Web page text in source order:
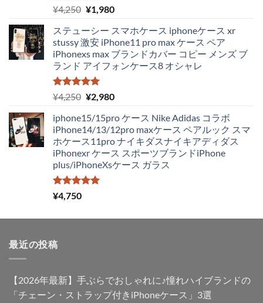
5段階中
5.00
の評価
¥4,250 元
価
格
は
¥4,250
で
し
¥1,980現
の
価
格
は
で
ステューシー スマホケース iphoneケース xr
stussy 激安 iPhone11 pro max ケース ペア
iPhonexs max ブランドカバー コピー メンズ ブ
ランド アイフォンケース8 オシャレ
5段階中
5.00
の評価
¥4,250 元
価
格
は
¥4,250
で
し
¥2,980現
の
価
格
は
¥2,980
iphone15/15pro ケース Nike Adidas コラボ
iPhone14/13/12pro maxケース ペアルック スマ
ホケース11pro ナイキダスナイキアディダス
iPhonexr ケース スポーツブランドiPhone
plus/iPhoneXsケース ガラス
5段階中
5.00
¥4,750
最近の投稿
【2026年最新】手ぶらでおしゃれに♪憧れハイブランドの
「チェーン・ストラップ付きiPhoneケース」3選